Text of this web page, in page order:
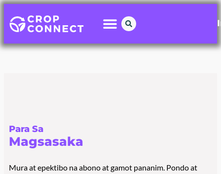
Para Sa
Magsasaka
Mura at epektibo na abono at gamot pananim. Pondo at